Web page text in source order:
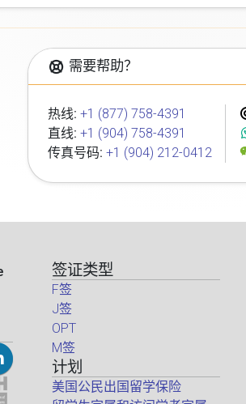
需要帮助？
热线: +1 (877) 758-4391
直线: +1 (904) 758-4391
传真号码: +1 (904) 212-0412
签证类型
F签
J签
OPT
M签
计划
美国公民出国留学保险